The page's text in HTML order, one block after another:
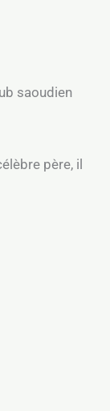
saoudien
père, il